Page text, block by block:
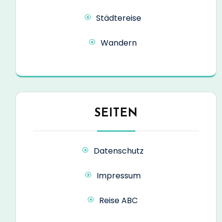
Städtereise
Wandern
SEITEN
Datenschutz
Impressum
Reise ABC